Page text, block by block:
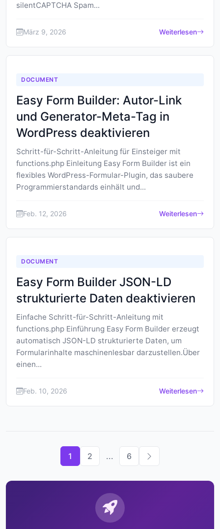
silentCAPTCHA Spam...
März 9, 2026 Weiterlesen
DOCUMENT
Easy Form Builder: Autor-Link
und Generator-Meta-Tag in
WordPress deaktivieren
Schritt-für-Schritt-Anleitung für Einsteiger mit
functions.php Einleitung Easy Form Builder ist ein
flexibles WordPress-Formular-Plugin, das saubere
Programmierstandards einhält und...
Feb. 12, 2026 Weiterlesen
DOCUMENT
Easy Form Builder JSON-LD
strukturierte Daten deaktivieren
Einfache Schritt-für-Schritt-Anleitung mit
functions.php Einführung Easy Form Builder erzeugt
automatisch JSON-LD strukturierte Daten, um
Formularinhalte maschinenlesbar darzustellen.Über
einen...
Feb. 10, 2026 Weiterlesen
1 2 ... 6